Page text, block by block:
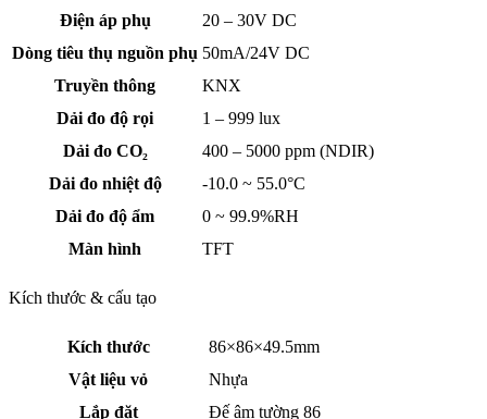
Điện áp phụ
20 – 30V DC
Dòng tiêu thụ nguồn phụ 50mA/24V DC
Truyền thông
KNX
Dải đo độ rọi
1 – 999 lux
Dải đo CO₂
400 – 5000 ppm (NDIR)
Dải đo nhiệt độ
-10.0 ~ 55.0°C
Dải đo độ ẩm
0 ~ 99.9%RH
Màn hình
TFT
Kích thước & cấu tạo
Kích thước
86×86×49.5mm
Vật liệu vỏ
Nhựa
Lắp đặt
Đế âm tường 86